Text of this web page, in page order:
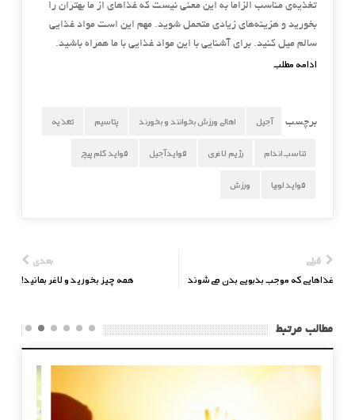
تغذیه‌ی مناسب الزاماً به این معنی نیست که غذاهای از ما بهتران را
بخورید و هزینه‌های زیادی متحمل شوید. مهم این است مواد غذایی
سالم میل کنید. برای آشنایی با این مواد غذایی با ما همراه باشید.
ادامه مطلب
برچسب آجیل اهالی ورزش بخوانند و بخورند پتاسیم تغذیه
تناسب اندام رژیم لاغری فواید آجیل فواید کلم پیچ
فواید لوبیا ورزش
قبلی
غذاهایی که موجب بدبویی بدن می‌شوند
بعدی
همه چیز بخورید و لاغر بمانید!
مطالب مرتبط